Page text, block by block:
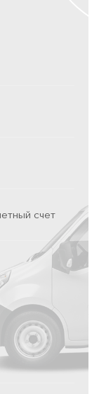
счет